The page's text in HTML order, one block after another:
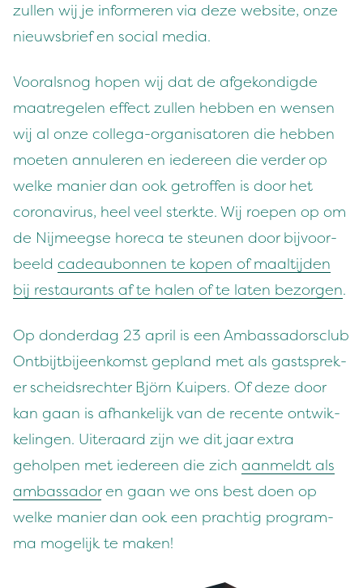
zullen wij je informeren via deze web­site, onze
nieuws­brief en social media.
Vooral­snog hopen wij dat de afgekondigde
maa­trege­len effect zullen hebben en wensen
wij al onze col­le­ga-organ­isatoren die hebben
moeten annuleren en iedereen die verder op
welke manier dan ook getrof­fen is door het
coro­n­avirus, heel veel sterk­te. Wij roepen op om
de Nijmeegse hore­ca te ste­unen door bijvoor­
beeld cadeaubon­nen te kopen of maalti­j­den
bij restau­rants af te halen of te lat­en bezor­gen.
Op don­derdag 23 april is een Ambas­sadorsclub
Ont­bi­jt­bi­jeenkomst gep­land met als gast­sprek­
er schei­d­srechter Björn Kuipers. Of deze door
kan gaan is afhanke­lijk van de recente ontwik­
kelin­gen. Uit­er­aard zijn we dit jaar extra
geholpen met iedereen die zich aan­meldt als
ambas­sadoren gaan we ons best doen op
welke manier dan ook een prachtig pro­gram­
ma mogelijk te maken!